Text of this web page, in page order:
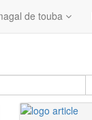
de touba